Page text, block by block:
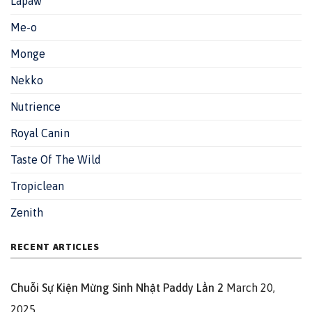
Me-o
Monge
Nekko
Nutrience
Royal Canin
Taste Of The Wild
Tropiclean
Zenith
RECENT ARTICLES
Chuỗi Sự Kiện Mừng Sinh Nhật Paddy Lần 2 March 20,
2025